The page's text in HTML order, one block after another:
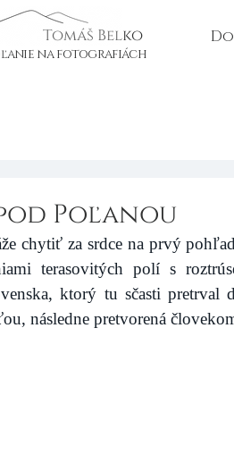
Tomáš Belko
na fotografiách
Poľanou
chytiť za srdce na prvý
terasovitých polí s
ktorý tu sčasti pretrval
následne pretvorená